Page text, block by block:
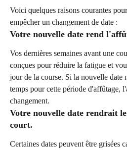
Voici quelques raisons courantes
empêcher un changement de date :
Votre nouvelle date rend
Vos dernières semaines avant une
conçues pour réduire la fatigue et
jour de la course. Si la nouvelle date
temps pour cette période d'affûtage,
changement.
Votre nouvelle date rendrait
court.
Certaines dates peuvent être grisées